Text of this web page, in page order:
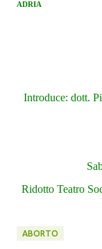
ADRIA
Introduce: dott.
Ridotto Teatro
ABORTO